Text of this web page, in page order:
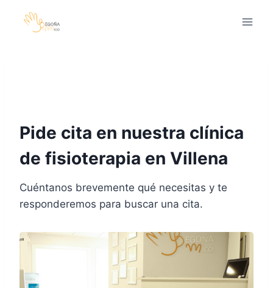
Pide cita en nuestra clínica
de fisioterapia en Villena
Cuéntanos brevemente qué necesitas y te
responderemos para buscar una cita.